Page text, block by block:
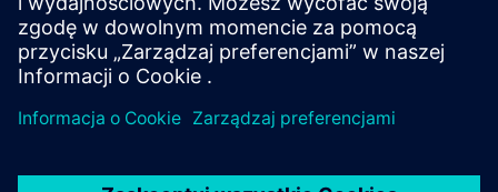
Siemens Xcelerator.
Dowiedz się więcej